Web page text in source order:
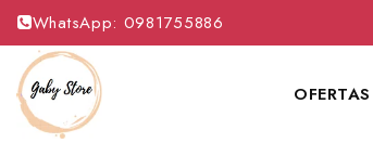
WhatsApp: 0981755886
OFERTAS